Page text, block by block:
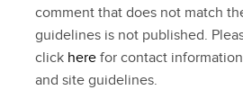
comment that does not match
guidelines is not published.
click here for contact information
and site guidelines.